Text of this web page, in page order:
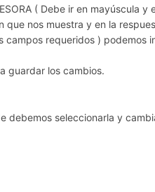
( Debe ir en mayúscula y
que nos muestra y en la
campos requeridos ) podemos
guardar los cambios.
debemos seleccionarla y